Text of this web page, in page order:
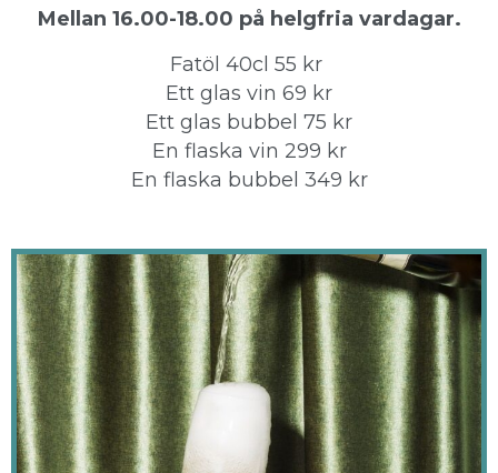
Mellan 16.00-18.00 på helgfria vardagar.
Fatöl 40cl 55 kr
Ett glas vin 69 kr
Ett glas bubbel 75 kr
En flaska vin 299 kr
En flaska bubbel 349 kr